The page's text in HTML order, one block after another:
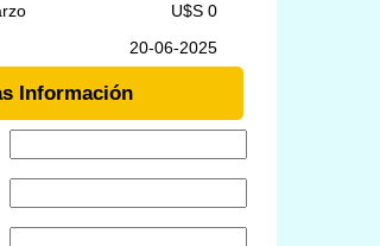
U$S 0
20-06-2025
Información